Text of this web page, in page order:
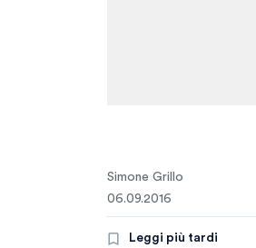
Simone Grillo
06.09.2016
Leggi più tardi